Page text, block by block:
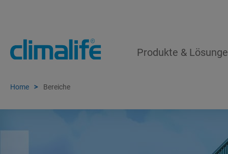
Produkte &
Home Bereiche